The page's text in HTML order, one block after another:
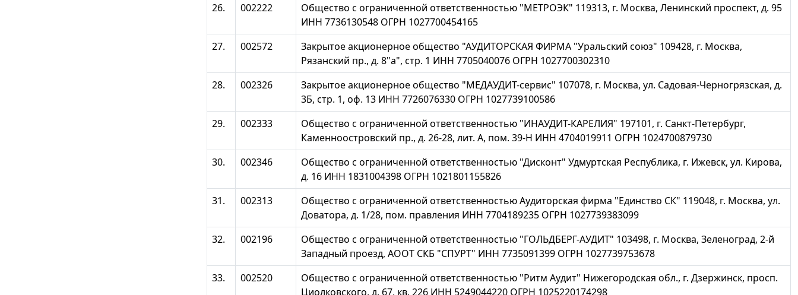
26.
002222
Общество с ограниченной ответственностью "МЕТРОЭК" 119313, г. Москва, Ленинский проспект, д. 95
ИНН 7736130548 ОГРН 1027700454165
27.
002572
Закрытое акционерное общество "АУДИТОРСКАЯ ФИРМА "Уральский союз" 109428, г. Москва,
Рязанский пр., д. 8"а", стр. 1 ИНН 7705040076 ОГРН 1027700302310
28.
002326
Закрытое акционерное общество "МЕДАУДИТ-сервис" 107078, г. Москва, ул. Садовая-Черногрязская, д.
3Б, стр. 1, оф. 13 ИНН 7726076330 ОГРН 1027739100586
29.
002333
Общество с ограниченной ответственностью "ИНАУДИТ-КАРЕЛИЯ" 197101, г. Санкт-Петербург,
Каменноостровский пр., д. 26-28, лит. А, пом. 39-Н ИНН 4704019911 ОГРН 1024700879730
30.
002346
Общество с ограниченной ответственностью "Дисконт" Удмуртская Республика, г. Ижевск, ул. Кирова,
д. 16 ИНН 1831004398 ОГРН 1021801155826
31.
002313
Общество с ограниченной ответственностью Аудиторская фирма "Единство СК" 119048, г. Москва, ул.
Доватора, д. 1/28, пом. правления ИНН 7704189235 ОГРН 1027739383099
32.
002196
Общество с ограниченной ответственностью "ГОЛЬДБЕРГ-АУДИТ" 103498, г. Москва, Зеленоград, 2-й
Западный проезд, АООТ СКБ "СПУРТ" ИНН 7735091399 ОГРН 1027739753678
33.
002520
Общество с ограниченной ответственностью "Ритм Аудит" Нижегородская обл., г. Дзержинск, просп.
Циолковского, д. 67, кв. 226 ИНН 5249044220 ОГРН 1025220174298